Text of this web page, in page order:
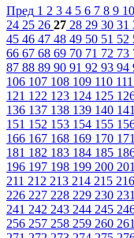
Пред 1 2 3 4 5 6 7 8 9 10
24 25 26 27 28 29 30 31
45 46 47 48 49 50 51 52
66 67 68 69 70 71 72 73
87 88 89 90 91 92 93 94
106 107 108 109 110 111
121 122 123 124 125
136 137 138 139 140 141
151 152 153 154 155
166 167 168 169 170 171
181 182 183 184 185
196 197 198 199 200 201
211 212 213 214 215 216
226 227 228 229 230 231
241 242 243 244 245
256 257 258 259 260 261